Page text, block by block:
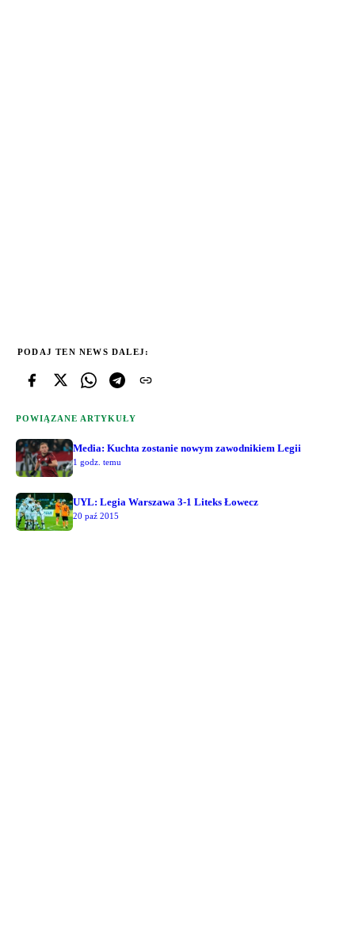
PODAJ TEN NEWS DALEJ:
POWIĄZANE ARTYKUŁY
Media: Kuchta zostanie nowym zawodnikiem Legii
1 godz. temu
UYL: Legia Warszawa 3-1 Liteks Łowecz
20 paź 2015